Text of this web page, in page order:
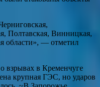
Полтавская, Винницкая,
области», — отметил
взрывах в Кременчуге
крупная ГЭС, но ударов